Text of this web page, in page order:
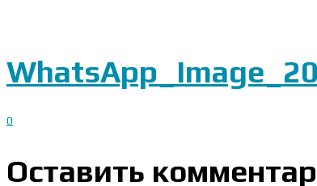
0
Оставить